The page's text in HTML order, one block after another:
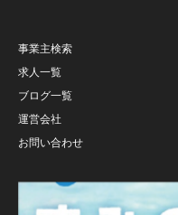
事業主検索
求人一覧
ブログ一覧
運営会社
お問い合わせ